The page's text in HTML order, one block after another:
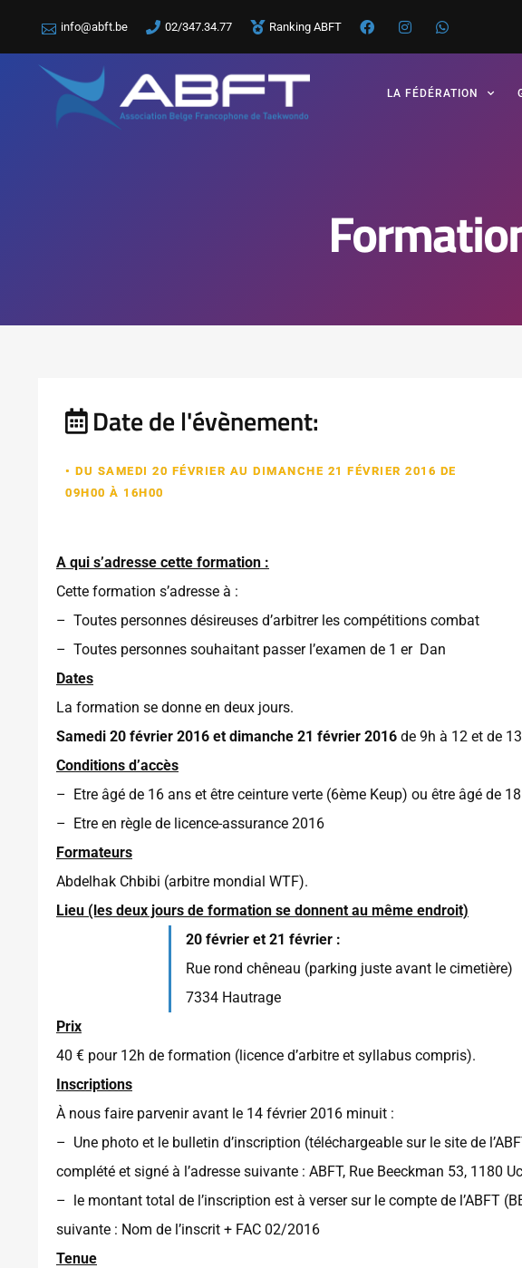
info@abft.be 02/347.34.77 Ranking ABFT
LA FÉDÉRATION
Date de l'évènement:
• DU SAMEDI 20 FÉVRIER AU DIMANCHE 21 FÉVRIER 2016 DE
09H00 À 16H00
A qui s’adresse cette formation :
Cette formation s’adresse à :
– Toutes personnes désireuses d’arbitrer les compétitions combat
– Toutes personnes souhaitant passer l’examen de 1 er Dan
Dates
La formation se donne en deux jours.
Samedi 20 février 2016 et dimanche 21 février 2016 de 9h à 12 et de
Conditions d’accès
– Etre âgé de 16 ans et être ceinture verte (6ème Keup) ou être âgé de
– Etre en règle de licence-assurance 2016
Formateurs
Abdelhak Chbibi (arbitre mondial WTF).
Lieu (les deux jours de formation se donnent au même endroit)
20 février et 21 février :
Rue rond chêneau (parking juste avant le cimetière)
7334 Hautrage
Prix
40 € pour 12h de formation (licence d’arbitre et syllabus compris).
Inscriptions
À nous faire parvenir avant le 14 février 2016 minuit :
– Une photo et le bulletin d’inscription (téléchargeable sur le site de
complété et signé à l’adresse suivante : ABFT, Rue Beeckman 53, 1180
– le montant total de l’inscription est à verser sur le compte de l’ABFT
suivante : Nom de l’inscrit + FAC 02/2016
Tenue